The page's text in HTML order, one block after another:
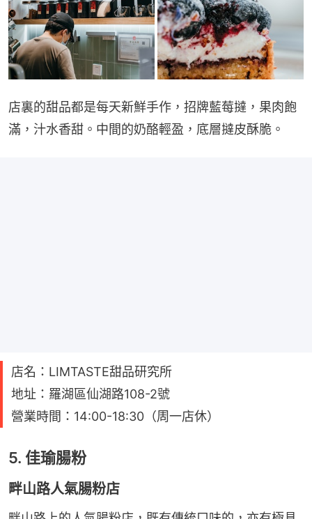
店裏的甜品都是每天新鮮手作，招牌藍莓撻，果肉飽
滿，汁水香甜。中間的奶酪輕盈，底層撻皮酥脆。
店名：LIMTASTE甜品研究所
地址：羅湖區仙湖路108-2號
營業時間：14:00-18:30（周一店休）
5. 佳瑜腸粉
畔山路人氣腸粉店